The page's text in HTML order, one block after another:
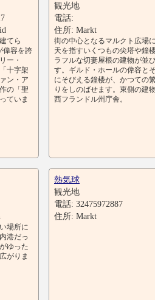
てら
偉容を誇
ー・
十字架
ン・ア
の「聖
ていま
観光地
電話:
住所: Markt
街の中心となるマルクト広場
天を指すいくつもの尖塔や鐘
ラフルな切妻屋根の建物が並
す。ギルド・ホールの偉容と
にそびえる鐘楼が、かつての
りをしのばせます。東側の建
西フランドル州庁舎。
場所に
港だっ
ゆった
がりま
熱気球
観光地
電話: 32475972887
住所: Markt